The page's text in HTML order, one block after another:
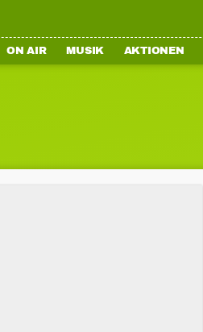
ON AIR MUSIK AKTIONEN